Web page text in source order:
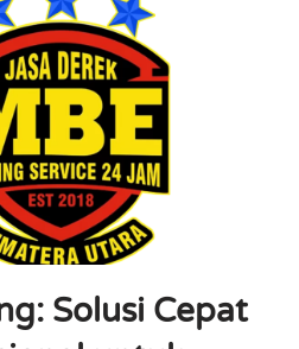
Solusi Cepat